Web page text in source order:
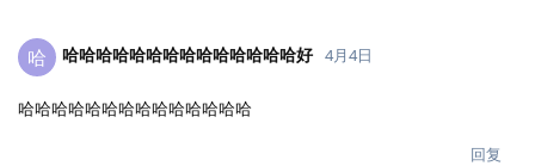
哈 哈哈哈哈哈哈哈哈哈哈哈哈哈哈好 4月4日
哈哈哈哈哈哈哈哈哈哈哈哈哈哈
回复